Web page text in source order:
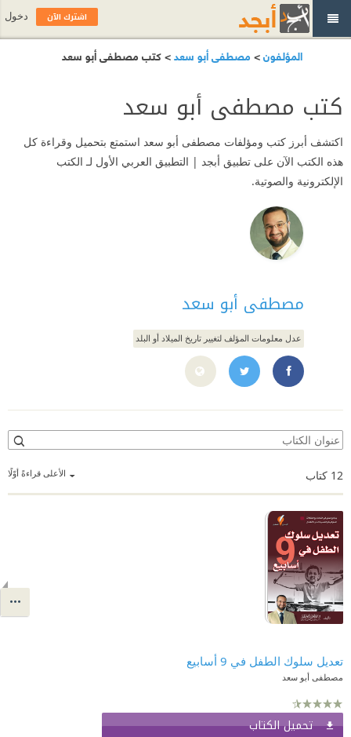
المؤلفون> مصطفى أبو سعد> كتب مصطفى أبو سعد
كتب مصطفى أبو سعد
اكتشف أبرز كتب ومؤلفات مصطفى أبو سعد استمتع بتحميل وقراءة كل
هذه الكتب الآن على تطبيق أبجد | التطبيق العربي الأول لـ الكتب
الإلكترونية والصوتية.
مصطفى أبو سعد
عدل معلومات المؤلف لتغيير تاريخ الميلاد أو البلد
profile.php?id=100044617477214
https://x.com/drmostafa64
الأعلى قراءةً أوّلًا 12 كتاب
تعديل سلوك الطفل في 9 أسابيع
مصطفى أبو سعد
تحميل الكتاب
اشترك الآن دخول